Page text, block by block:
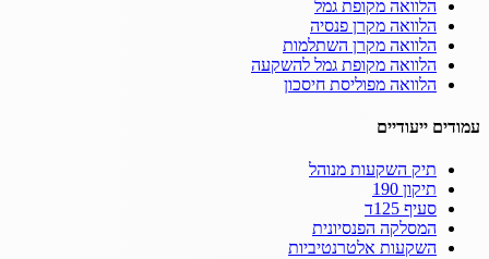
הלוואה מקופת גמל
הלוואה מקרן פנסיה
הלוואה מקרן השתלמות
הלוואה מקופת גמל להשקעה
הלוואה מפוליסת חיסכון
עמודים ייעודיים
תיק השקעות מנוהל
תיקון 190
סעיף 125ד
המסלקה הפנסיונית
השקעות אלטרנטיביות